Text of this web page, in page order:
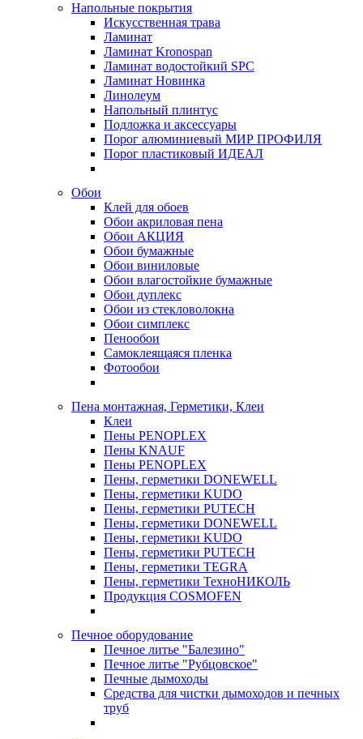
Напольные покрытия
Искусственная трава
Ламинат
Ламинат Kronospan
Ламинат водостойкий SPC
Ламинат Новинка
Линолеум
Напольный плинтус
Подложка и аксессуары
Порог алюминиевый МИР ПРОФИЛЯ
Порог пластиковый ИДЕАЛ
Обои
Клей для обоев
Обои акриловая пена
Обои АКЦИЯ
Обои бумажные
Обои виниловые
Обои влагостойкие бумажные
Обои дуплекс
Обои из стекловолокна
Обои симплекс
Пенообои
Самоклеящаяся пленка
Фотообои
Пена монтажная, Герметики, Клеи
Клеи
Пены PENOPLEX
Пены KNAUF
Пены PENOPLEX
Пены, герметики DONEWELL
Пены, герметики KUDO
Пены, герметики PUTECH
Пены, герметики DONEWELL
Пены, герметики KUDO
Пены, герметики PUTECH
Пены, герметики TEGRA
Пены, герметики ТехноНИКОЛЬ
Продукция COSMOFEN
Печное оборудование
Печное литье "Балезино"
Печное литье "Рубцовское"
Печные дымоходы
Средства для чистки дымоходов и печных
труб